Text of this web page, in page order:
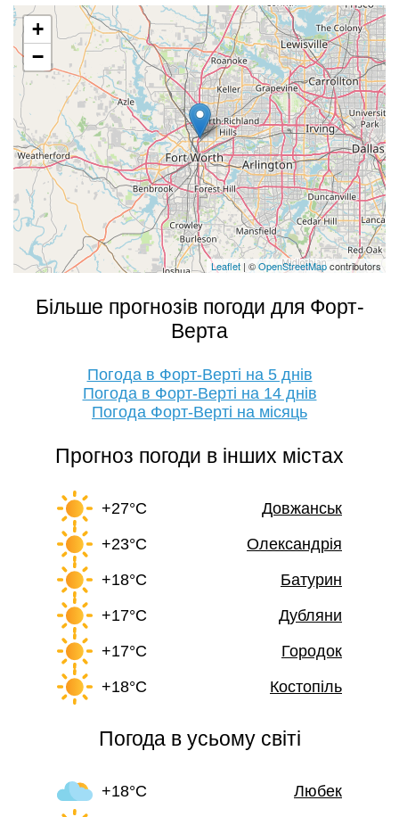
+
−
Leaflet | ©OpenStreetMapcontributors
Більше прогнозів погоди для Форт-
Верта
Погода в Форт-Верті на 5 днів
Погода в Форт-Верті на 14 днів
Погода Форт-Верті на місяць
Прогноз погоди в інших містах
+27°C
Довжанськ
+23°C
Олександрія
+18°C
Батурин
+17°C
Дубляни
+17°C
Городок
+18°C
Костопіль
Погода в усьому світі
+18°C Любек